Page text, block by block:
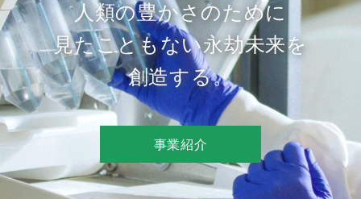
人類の豊かさのために
見たこともない永劫未来を
創造する。
事業紹介